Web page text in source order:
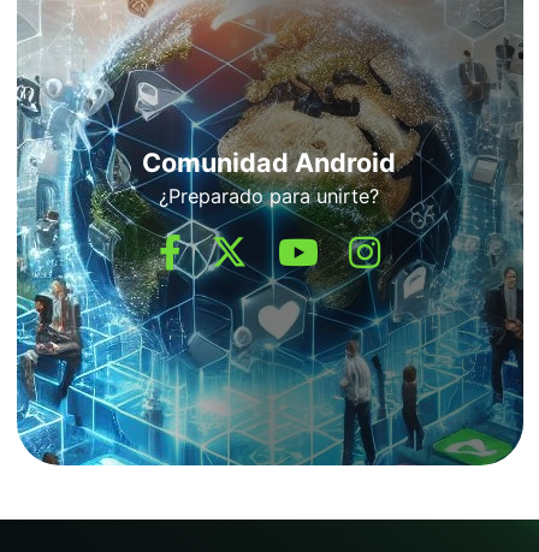
Comunidad Android
¿Preparado para unirte?